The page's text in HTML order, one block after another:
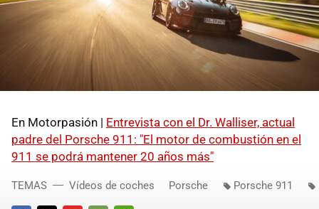
En Motorpasión | Entrevista con el Dr. Walliser, actual
padre del Porsche 911: "El motor de combustión en el
911 se podrá mantener 20 años más"
TEMAS Vídeos de coches Porsche Porsche 911